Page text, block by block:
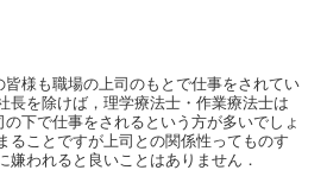
様も職場の上司のもとで仕事をされてい
長を除けば，理学療法士・作業療法士は
下で仕事をされるという方が多いでしょ
ることですが上司との関係性ってものす
嫌われると良いことはありません．